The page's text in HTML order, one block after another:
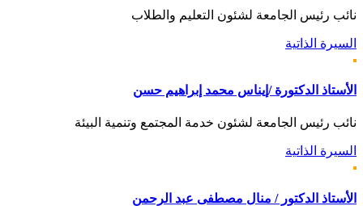
نائب رئيس الجامعة لشئون التعليم والطلاب
السيرة الذاتية
الأستاذ الدكتورة /إيناس محمد إبراهيم حسن
نائب رئيس الجامعة لشئون خدمة المجتمع وتنمية البيئة
السيرة الذاتية
الأستاذ الدكتور / منال مصطفى عبد الرحمن